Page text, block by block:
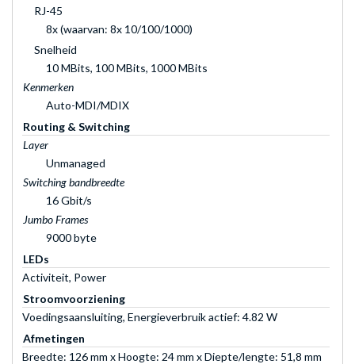
RJ-45
8x (waarvan: 8x 10/100/1000)
Snelheid
10 MBits, 100 MBits, 1000 MBits
Kenmerken
Auto-MDI/MDIX
Routing & Switching
Layer
Unmanaged
Switching bandbreedte
16 Gbit/s
Jumbo Frames
9000 byte
LEDs
Activiteit, Power
Stroomvoorziening
Voedingsaansluiting, Energieverbruik actief: 4.82 W
Afmetingen
Breedte: 126 mm x Hoogte: 24 mm x Diepte/lengte: 51,8 mm